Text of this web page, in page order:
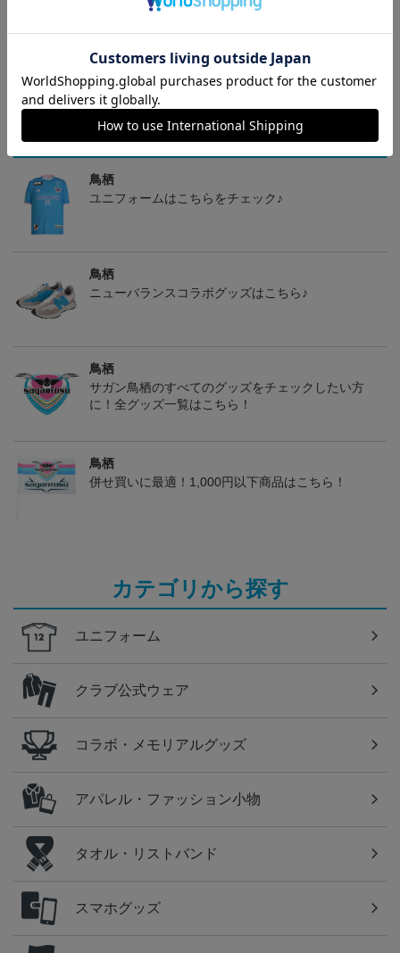
タオルマフラー
2,500円
タオルマフラー
2,500円
プリカユニフォームFP1st
17,970円
トピックス
鳥栖
ユニフォームはこちらをチェック♪
鳥栖
ニューバランスコラボグッズはこちら♪
鳥栖
サガン鳥栖のすべてのグッズをチェックしたい方
に！全グッズ一覧はこちら！
鳥栖
併せ買いに最適！1,000円以下商品はこちら！
カテゴリから探す
ユニフォーム
クラブ公式ウェア
コラボ・メモリアルグッズ
アパレル・ファッション小物
タオル・リストバンド
スマホグッズ